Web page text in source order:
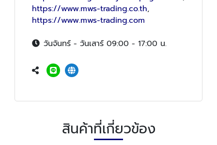
https://www.mws-trading.co.th,
https://www.mws-trading.com
วันจันทร์ - วันเสาร์ 09:00 - 17:00 น.
สินค้าที่เกี่ยวข้อง